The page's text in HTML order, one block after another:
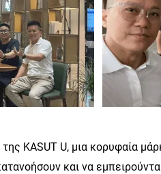
της KASUT U, μια κορυφαία
και να